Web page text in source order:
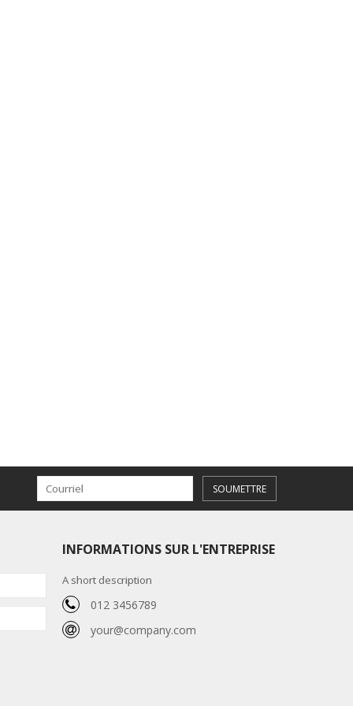
SOUMETTRE
INFORMATIONS SUR L'ENTREPRISE
A short description
012 3456789
your@company.com